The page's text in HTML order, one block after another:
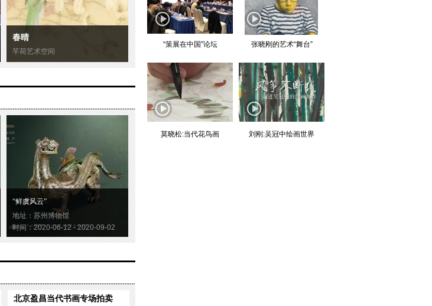
春晴
芊荷艺术空间
“鲜虞风云”
地址：苏州博物馆
时间：2020-06-12 - 2020-09-02
北京盈昌当代书画专场拍卖
“策展在中国”论坛 张晓刚的艺术“舞台”
莫晓松:当代花鸟画 刘刚:吴冠中绘画世界